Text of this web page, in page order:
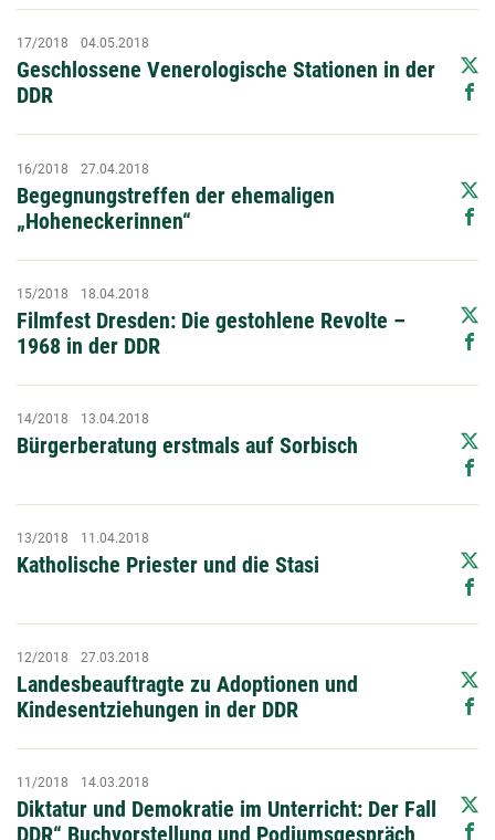
Geschlossene Venerologische Stationen in der
DDR
17/2018 04.05.2018
Begegnungstreffen der ehemaligen
„Hoheneckerinnen“
16/2018 27.04.2018
Filmfest Dresden: Die gestohlene Revolte –
1968 in der DDR
15/2018 18.04.2018
Bürgerberatung erstmals auf Sorbisch
14/2018 13.04.2018
Katholische Priester und die Stasi
13/2018 11.04.2018
Landesbeauftragte zu Adoptionen und
Kindesentziehungen in der DDR
12/2018 27.03.2018
Diktatur und Demokratie im Unterricht: Der Fall
11/2018 14.03.2018